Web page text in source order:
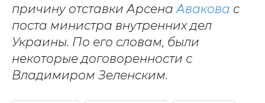
причину отставки Арсена Авакова с
поста министра внутренних дел
Украины. По его словам, были
некоторые договоренности с
Владимиром Зеленским.